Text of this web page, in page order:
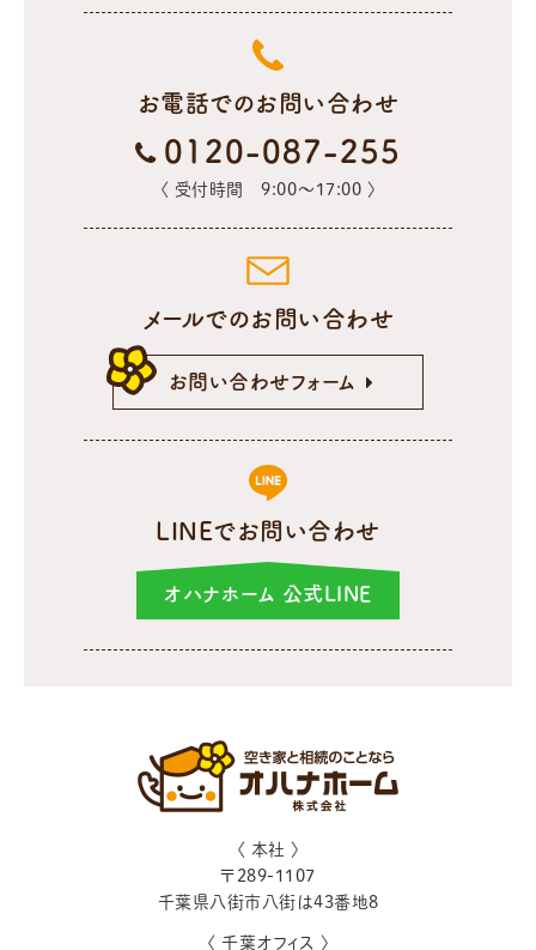
お電話でのお問い合わせ
0120-087-255
〈 受付時間 9:00〜17:00 〉
メールでのお問い合わせ
お問い合わせフォーム
LINEでお問い合わせ
オハナホーム 公式LINE
〈 本社 〉
〒 289-1107
千葉県八街市八街は43番地8
〈 千葉オフィス 〉